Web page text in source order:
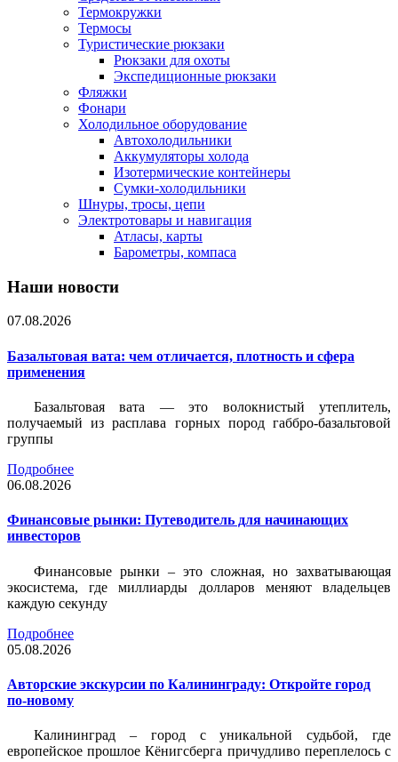
Термокружки
Термосы
Туристические рюкзаки
Рюкзаки для охоты
Экспедиционные рюкзаки
Фляжки
Фонари
Холодильное оборудование
Автохолодильники
Аккумуляторы холода
Изотермические контейнеры
Сумки-холодильники
Шнуры, тросы, цепи
Электротовары и навигация
Атласы, карты
Барометры, компаса
Наши новости
07.08.2026
Базальтовая вата: чем отличается, плотность и сфера
применения
Базальтовая вата — это волокнистый утеплитель,
получаемый из расплава горных пород габбро-базальтовой
группы
Подробнее
06.08.2026
Финансовые рынки: Путеводитель для начинающих
инвесторов
Финансовые рынки – это сложная, но захватывающая
экосистема, где миллиарды долларов меняют владельцев
каждую секунду
Подробнее
05.08.2026
Авторские экскурсии по Калининграду: Откройте город
по-новому
Калининград – город с уникальной судьбой, где
европейское прошлое Кёнигсберга причудливо переплелось с